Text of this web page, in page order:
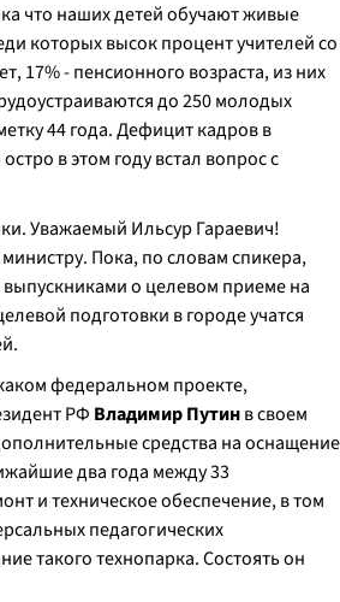
что наших детей обучают живые
которых высок процент учителей со
17% - пенсионного возраста, из них
до 250 молодых
44 года. Дефицит кадров в
в этом году встал вопрос с
Уважаемый Ильсур Гараевич!
Пока, по словам спикера,
о целевом приеме на
подготовки в городе учатся
федеральном проекте,
РФ Владимир Путинв своем
средства на оснащение
два года между 33
и техническое обеспечение, в том
педагогических
такого технопарка. Состоять он